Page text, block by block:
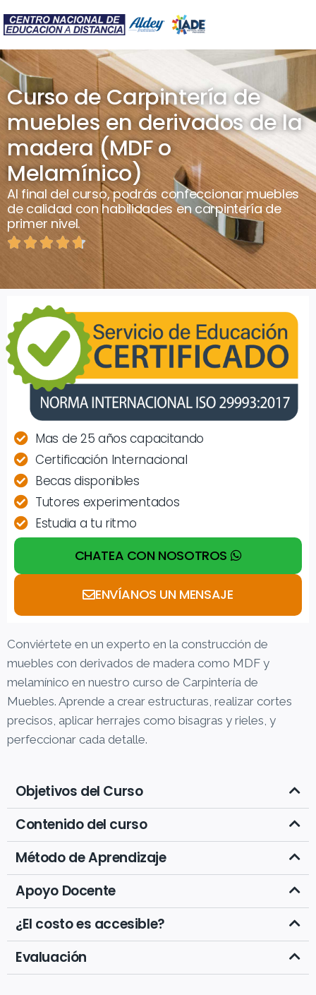
Curso de Carpintería de
muebles en derivados de la
madera (MDF o
Melamínico)
Al final del curso, podrás confeccionar muebles
de calidad con habilidades en carpintería de
primer nivel.
    
Conviértete en un experto en la construcción de
muebles con derivados de madera como MDF y
melamínico en nuestro curso de Carpintería de
Muebles. Aprende a crear estructuras, realizar cortes
precisos, aplicar herrajes como bisagras y rieles, y
perfeccionar cada detalle.
Objetivos del Curso
Contenido del curso
Método de Aprendizaje
Apoyo Docente
¿El costo es accesible?
Evaluación
Mas de 25 años capacitando
Certificación Internacional
Becas disponibles
Tutores experimentados
Estudia a tu ritmo
CHATEA CON NOSOTROS
ENVÍANOS UN MENSAJE